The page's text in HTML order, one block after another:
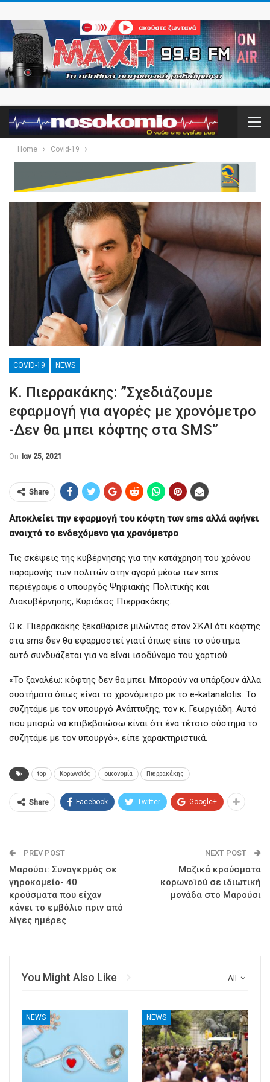
Home Covid-19
COVID-19 NEWS
Κ. Πιερρακάκης: ”Σχεδιάζουμε
εφαρμογή για αγορές με χρονόμετρο
-Δεν θα μπει κόφτης στα SMS”
On Ιαν 25, 2021
Share
Αποκλείει την εφαρμογή του κόφτη των sms αλλά αφήνει
ανοιχτό το ενδεχόμενο για χρονόμετρο
Τις σκέψεις της κυβέρνησης για την κατάχρηση του χρόνου
παραμονής των πολιτών στην αγορά μέσω των sms
περιέγραψε ο υπουργός Ψηφιακής Πολιτικής και
Διακυβέρνησης, Κυριάκος Πιερρακάκης.
Ο κ. Πιερρακάκης ξεκαθάρισε μιλώντας στον ΣΚΑΙ ότι κόφτης
στα sms δεν θα εφαρμοστεί γιατί όπως είπε το σύστημα
αυτό συνδυάζεται για να είναι ισοδύναμο του χαρτιού.
«Το ξαναλέω: κόφτης δεν θα μπει. Μπορούν να υπάρξουν άλλα
συστήματα όπως είναι το χρονόμετρο με το e-katanalotis. Το
συζητάμε με τον υπουργό Ανάπτυξης, τον κ. Γεωργιάδη. Αυτό
που μπορώ να επιβεβαιώσω είναι ότι ένα τέτοιο σύστημα το
συζητάμε με τον υπουργό», είπε χαρακτηριστικά.
top Κορωνοϊός οικονομία Πιερρακάκης
Share Facebook Twitter Google+
PREV POST
Μαρούσι: Συναγερμός σε
γηροκομείο- 40
κρούσματα που είχαν
κάνει το εμβόλιο πριν από
λίγες ημέρες
NEXT POST
Μαζικά κρούσματα
κορωνοϊού σε ιδιωτική
μονάδα στο Μαρούσι
All
You Might Also Like
NEWS NEWS